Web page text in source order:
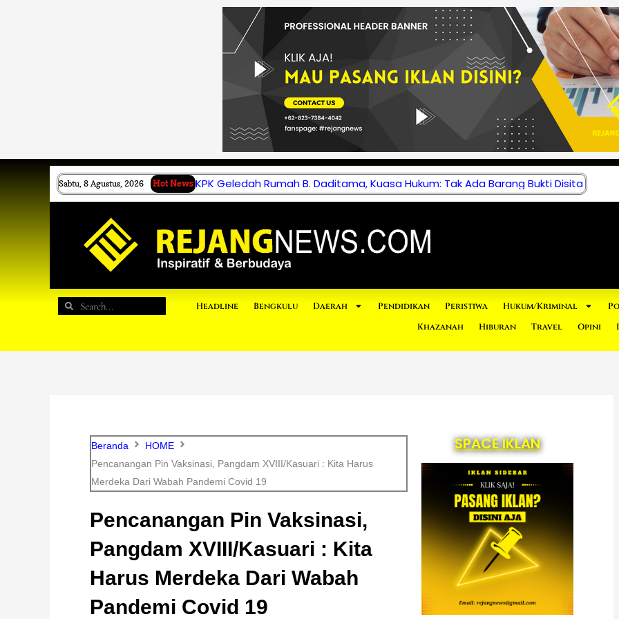
Sabtu, 8 Agustus, 2026 Hot News KPK Geledah Rumah B. Daditama, Kuasa Hukum: Tak Ada Barang Bukti Disita
Search
Search Headline Bengkulu Daerah Pendidikan Peristiwa Hukum/Kriminal
Khazanah
Hiburan Travel Opini
Beranda
HOME
Pencanangan Pin Vaksinasi, Pangdam XVIII/Kasuari : Kita Harus
Merdeka Dari Wabah Pandemi Covid 19
Pencanangan Pin Vaksinasi,
Pangdam XVIII/Kasuari : Kita
Harus Merdeka Dari Wabah
Pandemi Covid 19
SPACE IKLAN